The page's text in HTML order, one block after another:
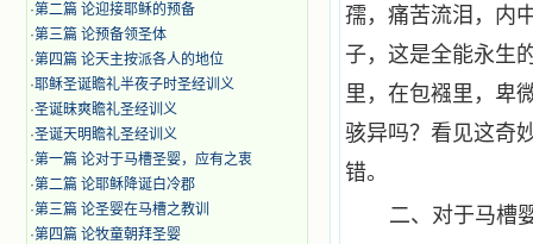
·第二篇 论迎接耶稣的预备
·第三篇 论预备领圣体
·第四篇 论天主按派各人的地位
·耶稣圣诞瞻礼半夜子时圣经训义
·圣诞昧爽瞻礼圣经训义
·圣诞天明瞻礼圣经训义
·第一篇 论对于马槽圣婴，应有之衷
·第二篇 论耶稣降诞白冷郡
·第三篇 论圣婴在马槽之教训
·第四篇 论牧童朝拜圣婴
孺，痛苦流泪，内
子，这是全能永生
里，在包襁里，卑
骇异吗？看见这奇
错。
二、对于马槽